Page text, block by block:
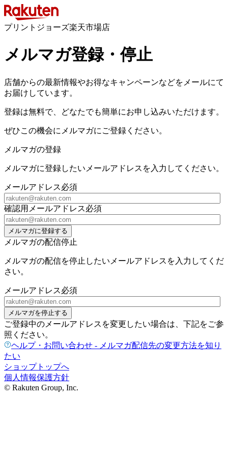
プリントジョーズ楽天市場店
メルマガ登録・停止
店舗からの最新情報やお得なキャンペーンなどをメールにて
お届けしています。
登録は無料で、どなたでも簡単にお申し込みいただけます。
ぜひこの機会にメルマガにご登録ください。
メルマガの登録
メルマガに登録したいメールアドレスを入力してください。
メールアドレス必須
確認用メールアドレス必須
メルマガに登録する
メルマガの配信停止
メルマガの配信を停止したいメールアドレスを入力してくだ
さい。
メールアドレス必須
メルマガを停止する
ご登録中のメールアドレスを変更したい場合は、下記をご参
照ください。
ヘルプ・お問い合わせ - メルマガ配信先の変更方法を知り
たい
ショップトップへ
個人情報保護方針
© Rakuten Group, Inc.